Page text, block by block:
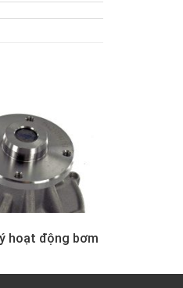
hoạt động bơm